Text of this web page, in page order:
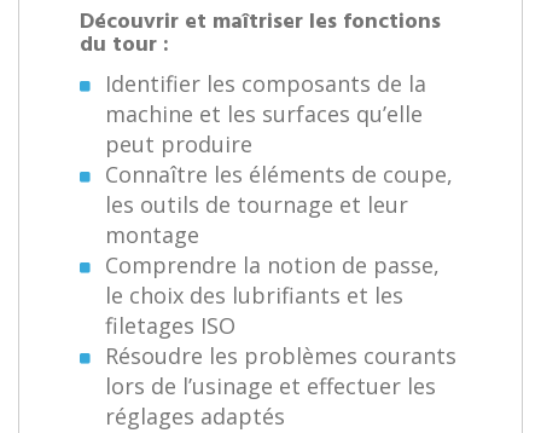
Découvrir et maîtriser les fonctions
du tour :
Identifier les composants de la
machine et les surfaces qu’elle
peut produire
Connaître les éléments de coupe,
les outils de tournage et leur
montage
Comprendre la notion de passe,
le choix des lubrifiants et les
filetages ISO
Résoudre les problèmes courants
lors de l’usinage et effectuer les
réglages adaptés